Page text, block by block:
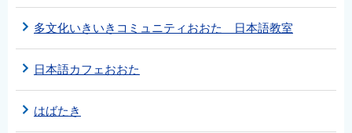
多文化いきいきコミュニティおおた 日本語教室
日本語カフェおおた
はばたき